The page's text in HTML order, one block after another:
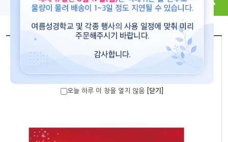
도서 뮤직 용품 현수막 콘텐츠
[paidion]
왕이 나셨도다 현수막 (소)
오늘 하루 이 창을 열지 않음 [닫기]